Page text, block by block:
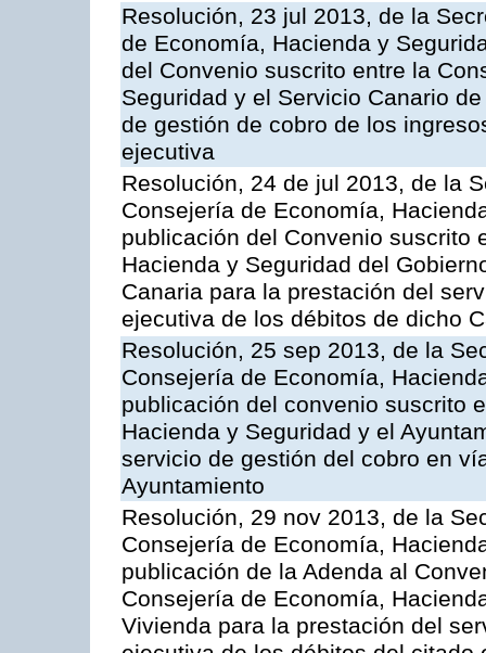
Resolución, 23 jul 2013, de la
de Economía, Hacienda y
del Convenio suscrito entre la
Seguridad y el Servicio Canario
de gestión de cobro de los
ejecutiva
Resolución, 24 de jul 2013, de la
Consejería de Economía,
publicación del Convenio suscrito
Hacienda y Seguridad del
Canaria para la prestación del
ejecutiva de los débitos de dicho
Resolución, 25 sep 2013, de la
Consejería de Economía,
publicación del convenio suscrito
Hacienda y Seguridad y el
servicio de gestión del cobro en
Ayuntamiento
Resolución, 29 nov 2013, de la
Consejería de Economía,
publicación de la Adenda al
Consejería de Economía,
Vivienda para la prestación del